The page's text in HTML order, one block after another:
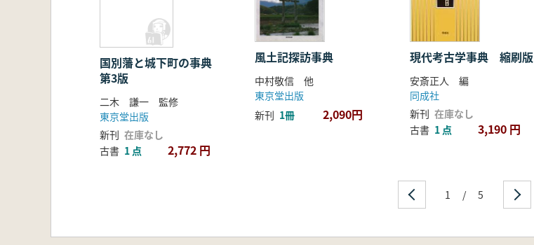
国別藩と城下町の事典
第3版
二木 謙一 監修
東京堂出版
新刊 在庫なし
古書 1 点 2,772 円
風土記探訪事典
中村敬信 他
東京堂出版
新刊 1冊 2,090円
現代考古学事典 縮刷版
安斎正人 編
同成社
新刊 在庫なし
古書 1 点 3,190 円
1 / 5